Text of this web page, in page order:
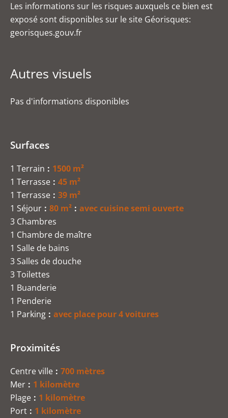
Les informations sur les risques auxquels ce bien est
exposé sont disponibles sur le site Géorisques:
georisques.gouv.fr
Autres visuels
Pas d'informations disponibles
Surfaces
1 Terrain
1500 m²
1 Terrasse
45 m²
1 Terrasse
39 m²
1 Séjour
80 m²
avec cuisine semi ouverte
3 Chambres
1 Chambre de maître
1 Salle de bains
3 Salles de douche
3 Toilettes
1 Buanderie
1 Penderie
1 Parking
avec place pour 4 voitures
Proximités
Centre ville
700 mètres
Mer
1 kilomètre
Plage
1 kilomètre
Port
1 kilomètre